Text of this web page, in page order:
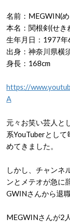
名前： MEGWIN(
本名：関根剣(せき
生年月日： 1977年
出身：神奈川県横
身長： 168cm
https://
A
元々お笑い芸人と
系YouTuberとして
めてきました。
しかし、チャンネ
ンとメテオが急に
GWINさんから退
MEGWINさんが2